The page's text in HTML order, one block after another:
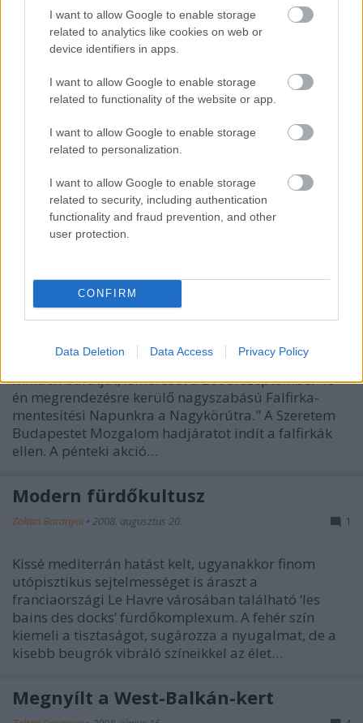
I want to allow Google to enable storage
related to analytics like cookies on web or
device identifiers in apps.
I want to allow Google to enable storage
related to functionality of the website or app.
I want to allow Google to enable storage
related to personalization.
I want to allow Google to enable storage
related to security, including authentication
functionality and fraud prevention, and other
user protection.
CONFIRM
Data Deletion Data Access Privacy Policy
Le a Falfirkákkal!
roshi•2008. szeptember 16.
"Kedves Barátunk! Szeretettel meghívjuk Önt és
minden barátját, ismerősét a 2008. szeptember 19-
én megrendezésre kerülő nagyszabású Falfirka-
mentesítési Napunkra a Nagykörútra." A Szeretem
Budapestet Mozgalom hadjáratot indít a falfirkák
ellen. A pénteki akció…
Modern fürdőkultusz
Zoltan Baranyai • 2008. augusztus 20. 1
Kissé mediterrán hatást kelt, ugyanakkor finom
utópisztikus sejtelmességet is áraszt a
franciaországi Le Havre városában található ‘les
bains des docks’ fürdőkomplexum. A fehér szín
kiemeli a tisztaságot, sugározza a nyugalmat, de a
kisebb beugrók vibráló színeikkel az élet…
Megnyílt a West-Balkán-kert